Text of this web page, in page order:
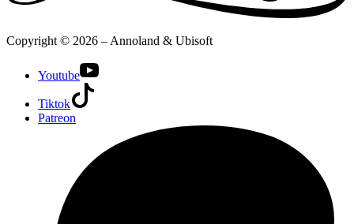
Copyright © 2026 – Annoland & Ubisoft
Youtube
Tiktok
Patreon